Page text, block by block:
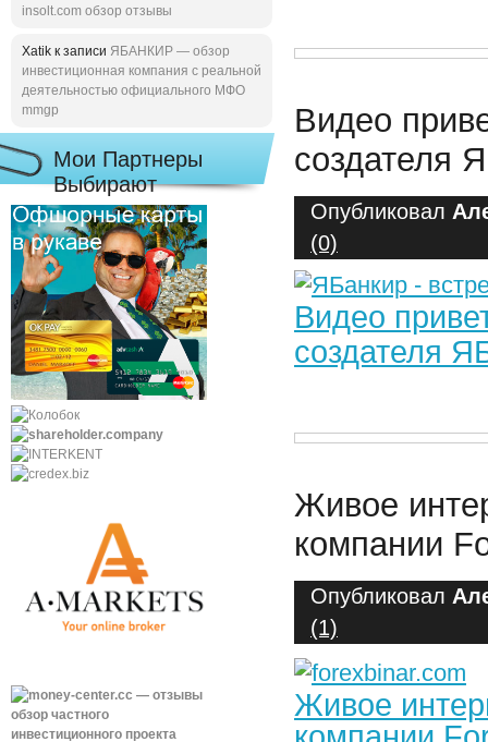
insolt.com обзор отзывы
Xatik к записи ЯБАНКИР — обзор
инвестиционная компания с реальной
деятельностью официального МФО
mmgp
Мои Партнеры
Выбирают
Видео
создателя
Опубликовал
(0)
Видео
создателя
Живое
компании
Опубликовал
(1)
Живое